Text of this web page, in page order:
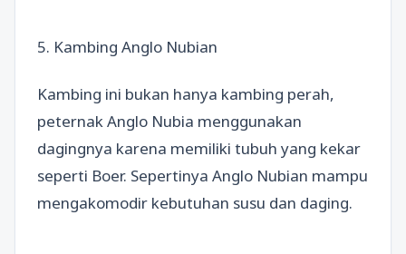
5. Kambing Anglo Nubian
Kambing ini bukan hanya kambing perah,
peternak Anglo Nubia menggunakan
dagingnya karena memiliki tubuh yang kekar
seperti Boer. Sepertinya Anglo Nubian mampu
mengakomodir kebutuhan susu dan daging.